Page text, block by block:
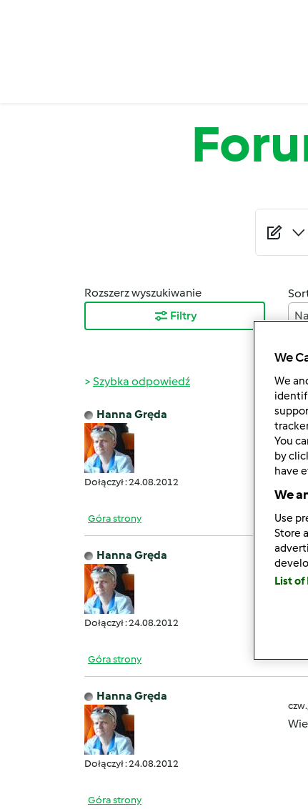
Rozszerz wyszukiwanie
Filtry
Szybka odpowiedź
Hanna Gręda
Dołączył : 24.08.2012
śr.,
Góra strony
Hanna Gręda
Dołączył : 24.08.2012
Już
Góra strony
Hanna Gręda
Dołączył : 24.08.2012
Góra strony
We
We
You
by
have
We
Use
Store
List of